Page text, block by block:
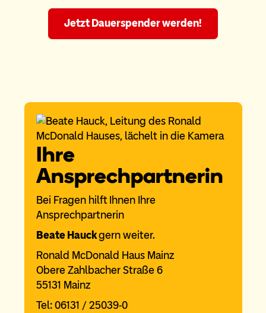
Jetzt Dauerspender werden!
Ihre
Ansprechpartnerin
Bei Fragen hilft Ihnen Ihre
Ansprechpartnerin
Beate Hauckgern weiter.
Ronald McDonald Haus Mainz
Obere Zahlbacher Straße 6
55131 Mainz
Tel: 06131 / 25039-0